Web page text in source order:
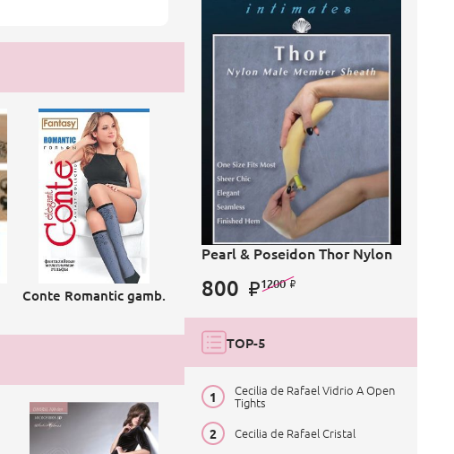
Conte Romantic gamb.
Pearl & Poseidon Thor Nylon
800 1200
TOP-5
Cecilia de Rafael Vidrio A Open
Tights
Cecilia de Rafael Cristal